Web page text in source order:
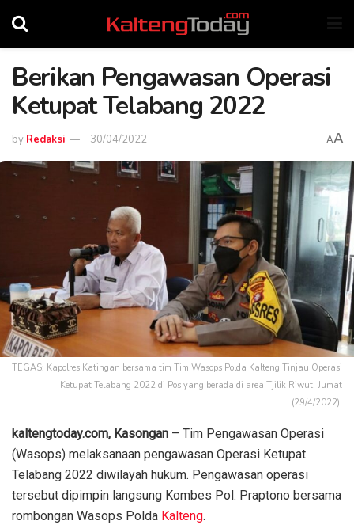
Berikan Pengawasan Operasi
Ketupat Telabang 2022
by Redaksi 30/04/2022 AA
TEGAS: Kapolres Katingan bersama tim Tim Wasops Polda Kalteng Tinjau Operasi
Ketupat Telabang 2022 di Pos yang berada di area Tjilik Riwut, Jumat
(29/4/2022).
kaltengtoday.com, Kasongan – Tim Pengawasan Operasi
(Wasops) melaksanaan pengawasan Operasi Ketupat
Telabang 2022 diwilayah hukum. Pengawasan operasi
tersebut dipimpin langsung Kombes Pol. Praptono bersama
rombongan Wasops Polda Kalteng.